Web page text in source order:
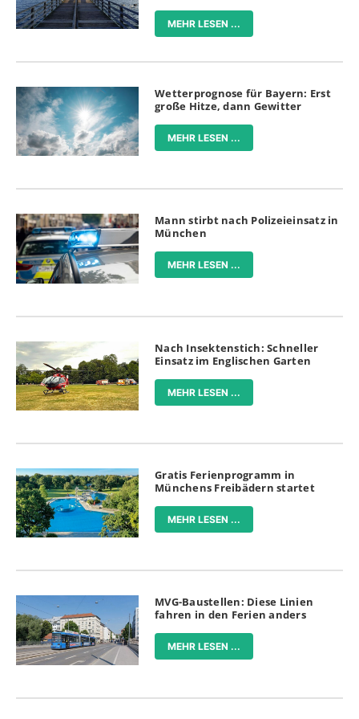
MEHR LESEN ...
Wetterprognose für Bayern: Erst
große Hitze, dann Gewitter
MEHR LESEN ...
Mann stirbt nach Polizeieinsatz in
München
MEHR LESEN ...
Nach Insektenstich: Schneller
Einsatz im Englischen Garten
MEHR LESEN ...
Gratis Ferienprogramm in
Münchens Freibädern startet
MEHR LESEN ...
MVG-Baustellen: Diese Linien
fahren in den Ferien anders
MEHR LESEN ...